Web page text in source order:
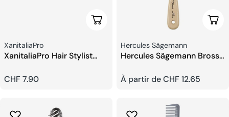
Ajouter Au Panier
Fournisseur:
XanitaliaPro
XanitaliaPro Hair Stylist
Prix
CHF 7.90
Fournisseur:
Hercules Sägemann
Hercules Sägemann Brosse
Prix
À partir de CHF 12.65